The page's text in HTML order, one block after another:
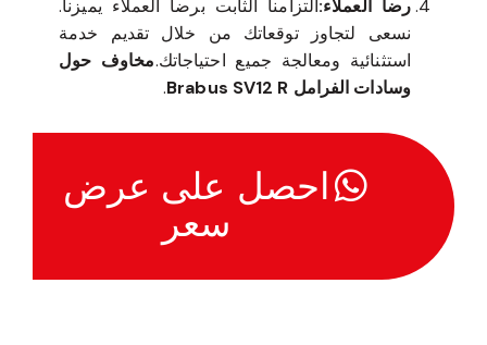
رضا العملاء:التزامنا الثابت برضا العملاء يميزنا.
نسعى لتجاوز توقعاتك من خلال تقديم خدمة
استثنائية ومعالجة جميع احتياجاتك.مخاوف حول
وسادات الفرامل Brabus SV12 R
.
احصل على عرض
سعر